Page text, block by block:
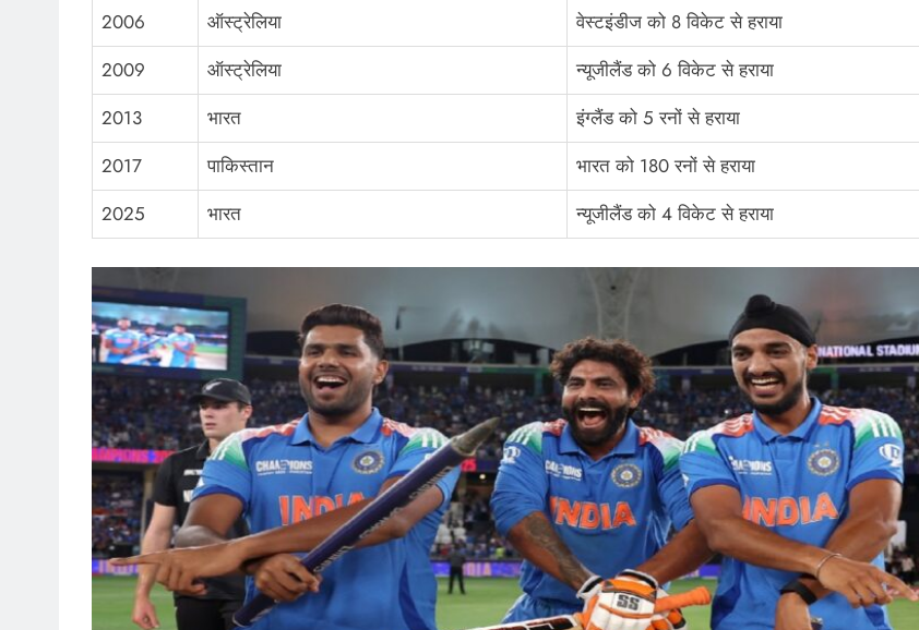
2006
ऑस्ट्रेलिया
वेस्टइंडीज को 8 विकेट से हराया
2009
ऑस्ट्रेलिया
न्यूजीलैंड को 6 विकेट से हराया
2013
भारत
इंग्लैंड को 5 रनों से हराया
2017
पाकिस्तान
भारत को 180 रनों से हराया
2025
भारत न्यूजीलैंड को 4 विकेट से हराया